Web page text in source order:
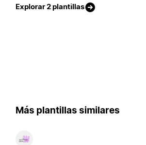
Explorar 2 plantillas
Más plantillas similares